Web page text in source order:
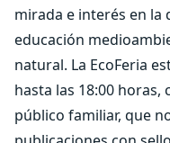
mirada e interés en la
educación
natural. La EcoFeria
hasta las 18:00
público familiar, que